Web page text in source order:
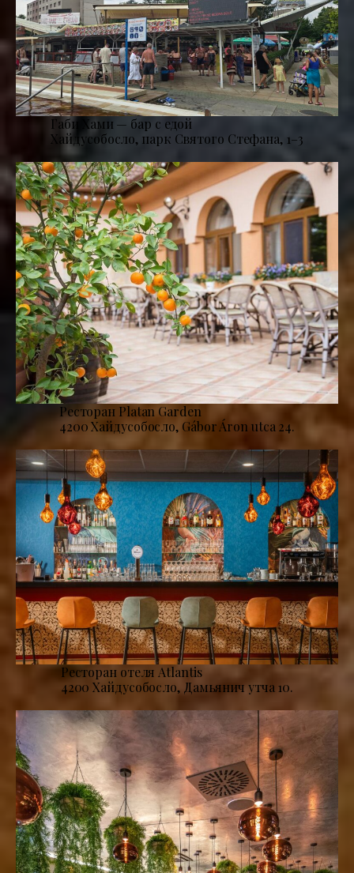
Габи Хами — бар с едой
Хайдусобосло, парк Святого Стефана, 1–3
Ресторан Platan Garden
4200 Хайдусобосло, Gábor Áron utca 24.
Ресторан отеля Atlantis
4200 Хайдусобосло, Дамьянич утча 10.